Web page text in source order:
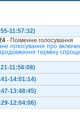
11:57:32)
- Поіменне голосування
голосування про
терміну
11:56:08)
14:01:14)
13:48:45)
12:04:06)